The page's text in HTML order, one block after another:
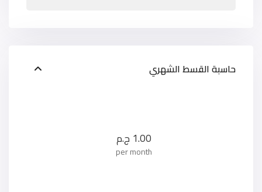
حاسبة القسط الشهري
1.00 ج.م
per month